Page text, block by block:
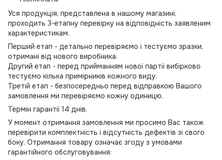
Уся продукція, представлена в нашому магазині,
проходить 3-етапну перевірку на відповідність заявленим
характеристикам.
Перший етап - детально перевіряємо і тестуємо зразки,
отримані від нового виробника.
Другий етап - перед прийманням нової партії вибірково
тестуємо кілька примірників кожного виду.
Третій етап - безпосередньо перед відправкою Вашого
замовлення ми перевіряємо кожну одиницю.
Термін гарантії 14 днів.
У момент отримання замовлення ми просимо Вас також
перевірити комплектність і відсутність дефектів зі свого
боку. Отримання товару означає згоду з умовами
гарантійного обслуговування: